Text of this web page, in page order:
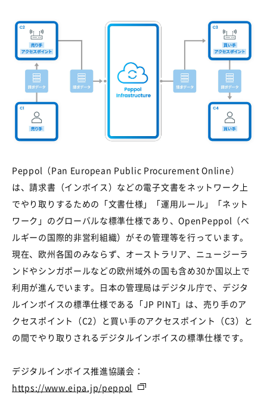
Peppol（Pan European Public Procurement Online）
は、請求書（インボイス）などの電子文書をネットワーク上
でやり取りするための「文書仕様」「運用ルール」「ネット
ワーク」のグローバルな標準仕様であり、OpenPeppol （ベ
ルギーの国際的非営利組織）がその管理等を行っています。
現在、欧州各国のみならず、オーストラリア、ニュージーラ
ンドやシンガポールなどの欧州域外の国も含め30か国以上で
利用が進んでいます。日本の管理局はデジタル庁で、デジタ
ルインボイスの標準仕様である「JP PINT」は、売り手のア
クセスポイント（C2）と買い手のアクセスポイント（C3）と
の間でやり取りされるデジタルインボイスの標準仕様です。
デジタルインボイス推進協議会：
https://www.eipa.jp/peppol